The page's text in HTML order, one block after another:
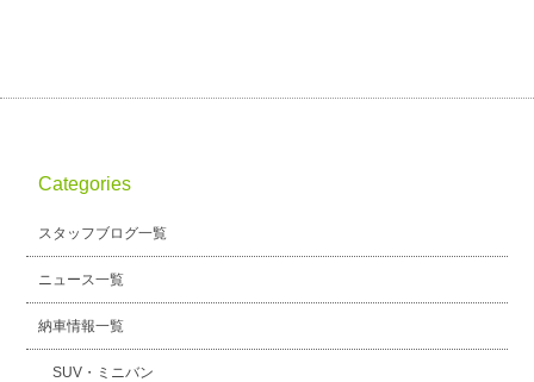
Categories
スタッフブログ一覧
ニュース一覧
納車情報一覧
SUV・ミニバン